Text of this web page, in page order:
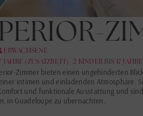
ERWACHSENE
JAHRE (ZUSATZBETT) /2 KINDER BIS 17 JAHRE
Zimmer bieten einen ungehinderten
intimen und einladenden Atmosphäre.
und funktionale Ausstattung und
in Guadeloupe zu übernachten.